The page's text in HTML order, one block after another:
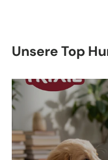
Unsere Top